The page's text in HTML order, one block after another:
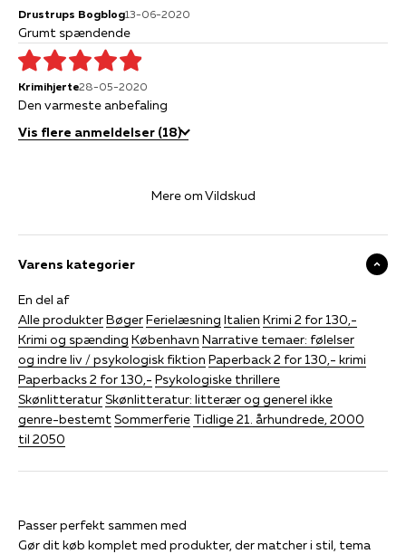
Drustrups Bogblog13-06-2020
Grumt spændende
Krimihjerte28-05-2020
Den varmeste anbefaling
Vis flere anmeldelser (18)
Mere om Vildskud
Varens kategorier
En del af
Alle produkterBøgerFerielæsning Italien Krimi 2 for 130,-
Krimi og spænding København Narrative temaer: følelser
og indre liv / psykologisk fiktion Paperback 2 for 130,- krimi
Paperbacks 2 for 130,- Psykologiske thrillere
SkønlitteraturSkønlitteratur: litterær og generel ikke
genre-bestemt Sommerferie Tidlige 21. århundrede, 2000
til 2050
Gør dit køb komplet med produkter, der matcher i stil, tema